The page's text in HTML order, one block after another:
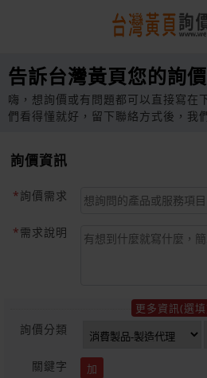
告訴台灣黃頁您的詢
嗨，想詢價或有問題都可以直接寫在
們看得懂就好，留下聯絡方式後，我
詢價資訊
詢價需求
需求說明
更多資訊(選
詢價分類
關鍵字 加